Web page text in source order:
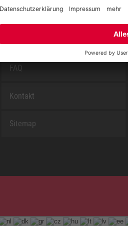
Vermessung KIDS by ELTEN
FAQ
Kontakt
Sitemap